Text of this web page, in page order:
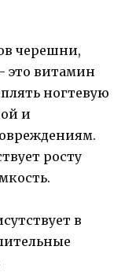
черешни,
это витамин
ногтевую
и
росту
в